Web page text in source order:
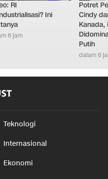
RI
Ini
6 jam
Potret
Cindy
Kanada,
Putih
dalam 6
Teknologi
Internasional
Ekonomi